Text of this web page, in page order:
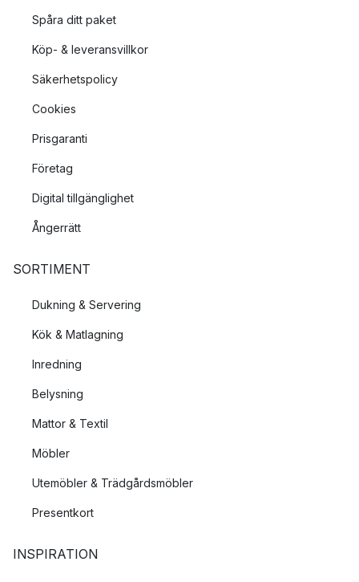
Spåra ditt paket
Köp- & leveransvillkor
Säkerhetspolicy
Cookies
Prisgaranti
Företag
Digital tillgänglighet
Ångerrätt
SORTIMENT
Dukning & Servering
Kök & Matlagning
Inredning
Belysning
Mattor & Textil
Möbler
Utemöbler & Trädgårdsmöbler
Presentkort
INSPIRATION